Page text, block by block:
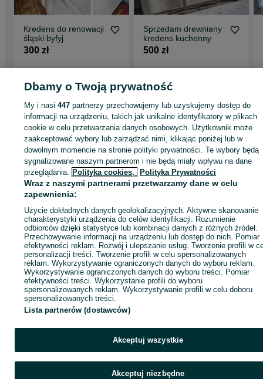
Kredens do renowacji
śląski byfyj
300 zł
14 lipca 2026
Sprzedam drewniany
kredens kuchenny
500 zł
10 lipca 2026
Strona główna Antyki i Kolekcje Antyki Stare meble Kredensy
Kredensy -
Śląskie
Kredensy - Pawonków
KATEGORIA
ID:1031612103
Zadzwoń / SMS Wyślij wiadomość
Dbamy o Twoją prywatność
My i nasi447 partnerzy przechowujemy lub uzyskujemy dostęp do
informacji na urządzeniu, takich jak unikalne identyfikatory w plikach
cookie w celu przetwarzania danych osobowych. Użytkownik może
zaakceptować wybory lub zarządzać nimi, klikając poniżej lub w
dowolnym momencie na stronie polityki prywatności. Te wybory będą
sygnalizowane naszym partnerom i nie będą miały wpływu na dane
przeglądania. Polityka cookies, Polityka Prywatności
Wraz z naszymi partnerami przetwarzamy dane w celu
zapewnienia:
Użycie dokładnych danych geolokalizacyjnych. Aktywne skanowanie
charakterystyki urządzenia do celów identyfikacji. Rozumienie
odbiorców dzięki statystyce lub kombinacji danych z różnych źródeł.
Przechowywanie informacji na urządzeniu lub dostęp do nich. Pomiar
efektywności reklam. Rozwój i ulepszanie usług. Tworzenie profili w
personalizacji treści. Tworzenie profili w celu spersonalizowanych
reklam. Wykorzystywanie ograniczonych danych do wyboru reklam.
Wykorzystywanie ograniczonych danych do wyboru treści. Pomiar
efektywności treści. Wykorzystanie profili do wyboru
spersonalizowanych reklam. Wykorzystywanie profili w celu doboru
spersonalizowanych treści.
Lista partnerów (dostawców)
Akceptuj wszystkie
Akceptuj niezbędne